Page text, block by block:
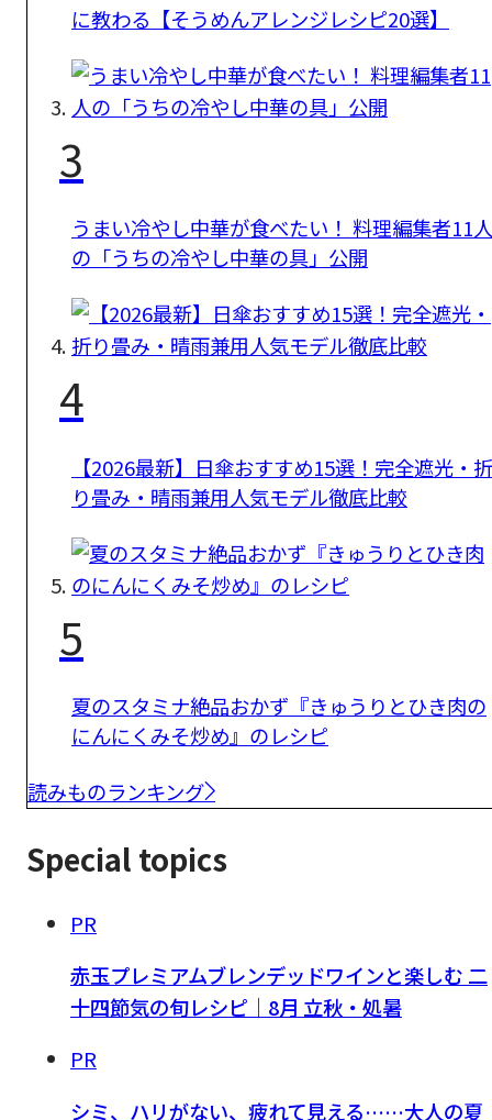
に教わる【そうめんアレンジレシピ20選】
3
うまい冷やし中華が食べたい！ 料理編集者11人
の「うちの冷やし中華の具」公開
4
【2026最新】日傘おすすめ15選！完全遮光・折
り畳み・晴雨兼用人気モデル徹底比較
5
夏のスタミナ絶品おかず『きゅうりとひき肉の
にんにくみそ炒め』のレシピ
読みものランキング
Special topics
PR
赤玉プレミアムブレンデッドワインと楽しむ 二
十四節気の旬レシピ｜8月 立秋・処暑
PR
シミ、ハリがない、疲れて見える……大人の夏